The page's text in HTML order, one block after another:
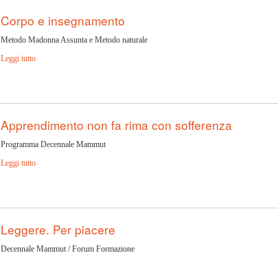
Corpo e insegnamento
Metodo Madonna Assunta e Metodo naturale
Leggi tutto
Apprendimento non fa rima con sofferenza
Programma Decennale Mammut
Leggi tutto
Leggere. Per piacere
Decennale Mammut / Forum Formazione